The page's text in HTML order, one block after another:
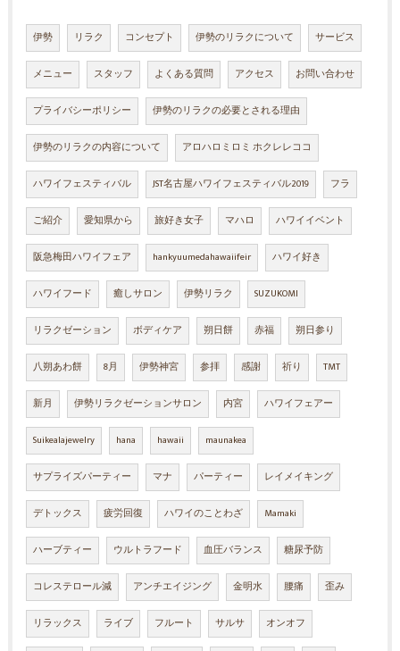
伊勢 リラク コンセプト 伊勢のリラクについて サービス
メニュー スタッフ よくある質問 アクセス お問い合わせ
プライバシーポリシー 伊勢のリラクの必要とされる理由
伊勢のリラクの内容について アロハロミロミ ホクレレココ
ハワイフェスティバル JST名古屋ハワイフェスティバル2019 フラ
ご紹介 愛知県から 旅好き女子 マハロ ハワイイベント
阪急梅田ハワイフェア hankyuumedahawaiifeir ハワイ好き
ハワイフード 癒しサロン 伊勢リラク SUZUKOMI
リラクゼーション ボディケア 朔日餅 赤福 朔日参り
八朔あわ餅 8月 伊勢神宮 参拝 感謝 祈り TMT
新月 伊勢リラクゼーションサロン 内宮 ハワイフェアー
Suikealajewelry hana hawaii maunakea
サプライズパーティー マナ パーティー レイメイキング
デトックス 疲労回復 ハワイのことわざ Mamaki
ハーブティー ウルトラフード 血圧バランス 糖尿予防
コレステロール減 アンチエイジング 金明水 腰痛 歪み
リラックス ライブ フルート サルサ オンオフ